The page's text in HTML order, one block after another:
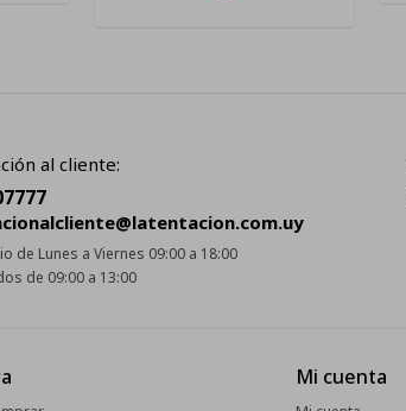
al cliente:
de Lunes a Viernes 09:00 a 18:00
de 09:00 a 13:00
Mi cuenta